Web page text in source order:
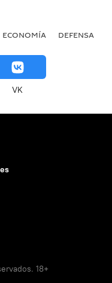
ECONOMÍA DEFENSA
VK
18+